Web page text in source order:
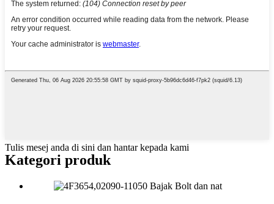
Tulis mesej anda di sini dan hantar kepada kami
Kategori produk